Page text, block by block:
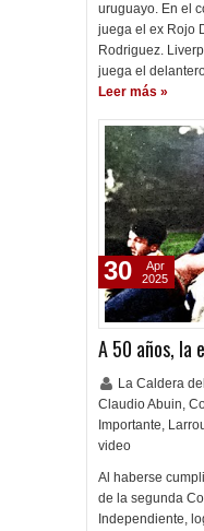
uruguayo. En el
juega el ex Rojo
Rodriguez.
juega el
Leer más »
A 50 años, la
La Caldera
Claudio Abuin,
Importante,
video
Al haberse
de la segunda
Independiente,
30
Apr
2025